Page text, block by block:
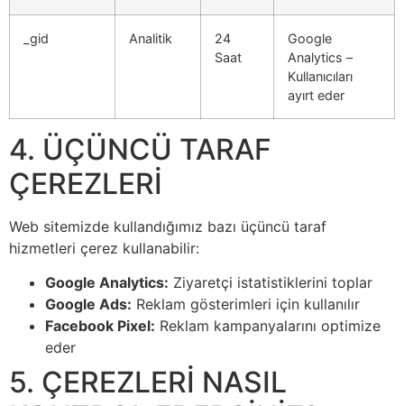
_gid Analitik
24
Saat
Google
Analytics –
Kullanıcıları
ayırt eder
4. ÜÇÜNCÜ TARAF
ÇEREZLERİ
Web sitemizde kullandığımız bazı üçüncü taraf
hizmetleri çerez kullanabilir:
Google Analytics: Ziyaretçi istatistiklerini toplar
Google Ads: Reklam gösterimleri için kullanılır
Facebook Pixel: Reklam kampanyalarını optimize
eder
5. ÇEREZLERİ NASIL